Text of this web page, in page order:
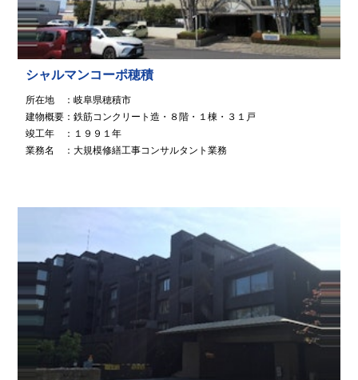
シャルマンコーポ穂積
所在地 ：岐阜県穂積市
建物概要：鉄筋コンクリート造・８階・１棟・３１戸
竣工年 ：１９９１年
業務名 ：大規模修繕工事コンサルタント業務